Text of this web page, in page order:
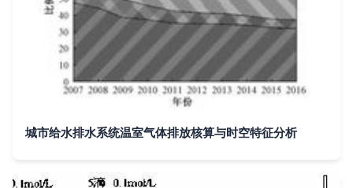
城市给水排水系统温室气体排放核算与时空特征分析